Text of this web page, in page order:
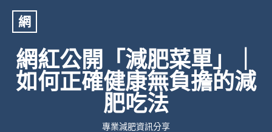
網
網紅公開「減肥菜單」｜
如何正確健康無負擔的減
肥吃法
專業減肥資訊分享